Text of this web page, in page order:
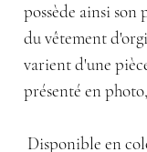
possède ainsi
du vêtement
varient d'une
présenté en
Disponible en